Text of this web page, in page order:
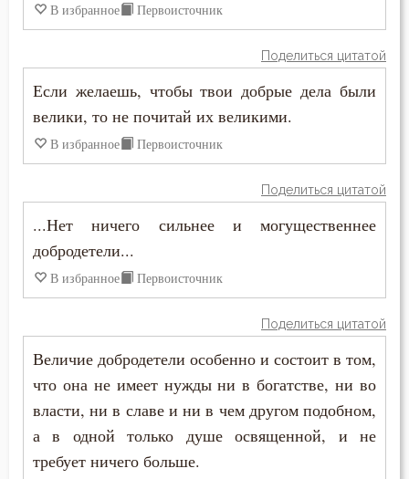
Грех
Дело
Деньги
Добро
Добродетель
Друг
Дух Святой
Духовная жизнь
Еда
В избранное Первоисточник
Поделиться цитатой
Если желаешь, чтобы твои добрые дела были
велики, то не почитай их великими.
В избранное Первоисточник
Поделиться цитатой
...Нет ничего сильнее и могущественнее
добродетели...
В избранное Первоисточник
Поделиться цитатой
Величие добродетели особенно и состоит в том,
что она не имеет нужды ни в богатстве, ни во
власти, ни в славе и ни в чем другом подобном,
а в одной только душе освященной, и не
требует ничего больше.